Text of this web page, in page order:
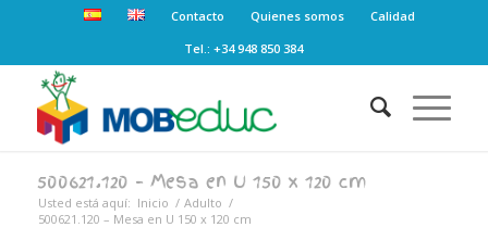
Contacto Quienes somos
Calidad
Tel.: +34 948 850 384
500621.120 – Mesa en U 150 x 120 cm
Usted está aquí: Inicio / Adulto /
500621.120 – Mesa en U 150 x 120 cm